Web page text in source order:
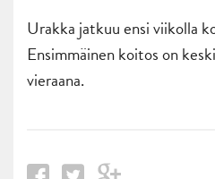
Urakka jatkuu ensi viikolla
Ensimmäinen koitos on
vieraana.